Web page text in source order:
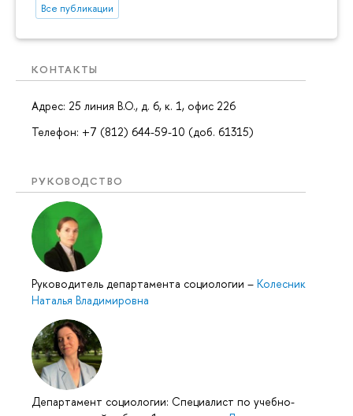
Все публикации
КОНТАКТЫ
Адрес: 25 линия В.О., д. 6, к. 1, офис 226
Телефон: +7 (812) 644-59-10 (доб. 61315)
РУКОВОДСТВО
Руководитель департамента социологии – Колесник
Наталья Владимировна
Департамент социологии: Специалист по учебно-